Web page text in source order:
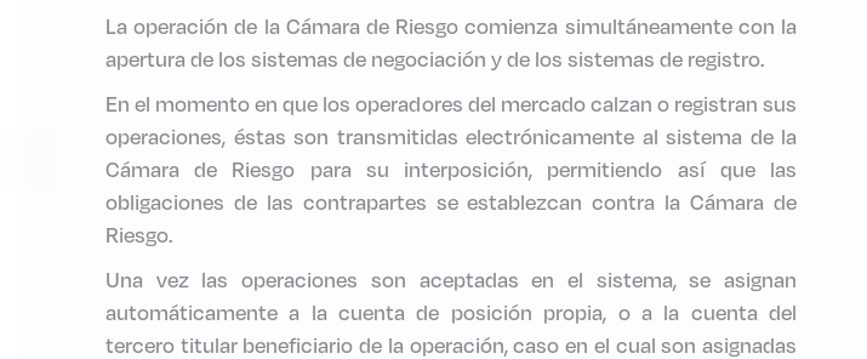
La operación de la Cámara de Riesgo comienza simultáneamente con la
apertura de los sistemas de negociación y de los sistemas de registro.
En el momento en que los operadores del mercado calzan o registran sus
operaciones, éstas son transmitidas electrónicamente al sistema de la
Cámara de Riesgo para su interposición, permitiendo así que las
obligaciones de las contrapartes se establezcan contra la Cámara de
Riesgo.
Una vez las operaciones son aceptadas en el sistema, se asignan
automáticamente a la cuenta de posición propia, o a la cuenta del
tercero titular beneficiario de la operación, caso en el cual son asignadas